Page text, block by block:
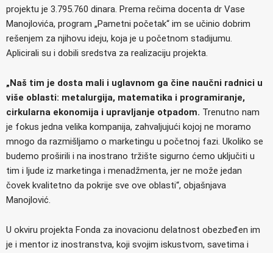
projektu je 3.795.760 dinara. Prema rečima docenta dr Vase
Manojlovića, program „Pametni početak“ im se učinio dobrim
rešenjem za njihovu ideju, koja je u početnom stadijumu.
Aplicirali su i dobili sredstva za realizaciju projekta.
„Naš tim je dosta mali i uglavnom ga čine naučni radnici u
više oblasti: metalurgija, matematika i programiranje,
cirkularna ekonomija i upravljanje otpadom. Trenutno nam
je fokus jedna velika kompanija, zahvaljujući kojoj ne moramo
mnogo da razmišljamo o marketingu u početnoj fazi. Ukoliko se
budemo proširili i na inostrano tržište sigurno ćemo uključiti u
tim i ljude iz marketinga i menadžmenta, jer ne može jedan
čovek kvalitetno da pokrije sve ove oblasti“, objašnjava
Manojlović.
U okviru projekta Fonda za inovacionu delatnost obezbeđen im
je i mentor iz inostranstva, koji svojim iskustvom, savetima i